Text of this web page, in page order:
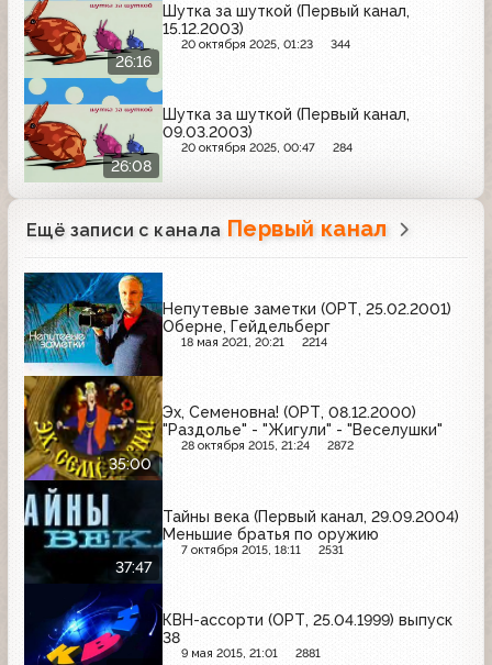
26:16
Шутка за шуткой (Первый канал,
15.12.2003)
20 октября 2025, 01:23 344
26:08
Шутка за шуткой (Первый канал,
09.03.2003)
20 октября 2025, 00:47 284
Ещё записи с канала Первый канал
Непутевые заметки (ОРТ, 25.02.2001)
Оберне, Гейдельберг
18 мая 2021, 20:21 2214
35:00
Эх, Семеновна! (ОРТ, 08.12.2000)
"Раздолье" - "Жигули" - "Веселушки"
28 октября 2015, 21:24 2872
37:47
Тайны века (Первый канал, 29.09.2004)
Меньшие братья по оружию
7 октября 2015, 18:11 2531
КВН-ассорти (ОРТ, 25.04.1999) выпуск
38
9 мая 2015, 21:01 2881